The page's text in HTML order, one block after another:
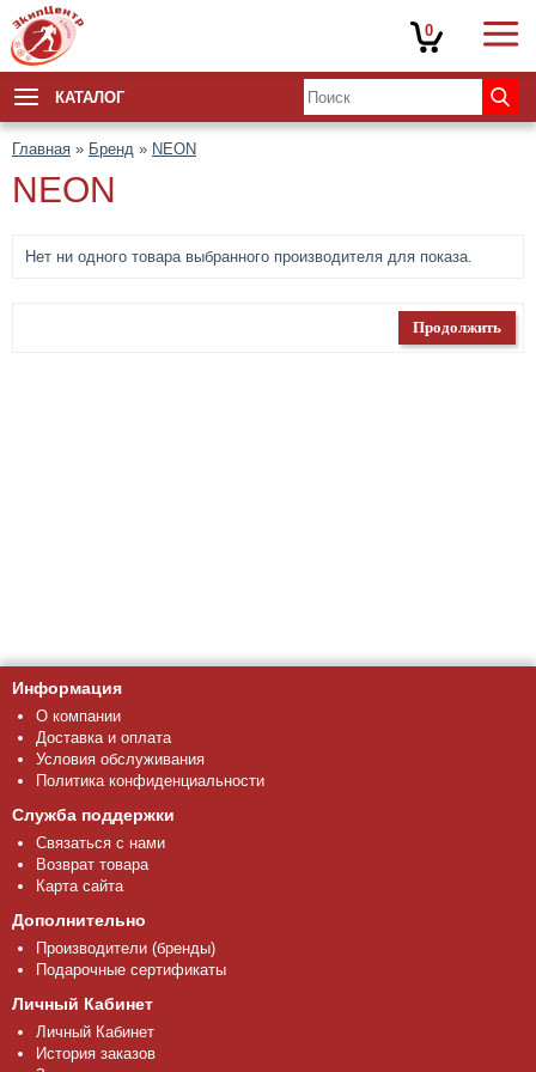
КАТАЛОГ
Главная » Бренд » NEON
NEON
Нет ни одного товара выбранного производителя для показа.
Продолжить
Информация
О компании
Доставка и оплата
Условия обслуживания
Политика конфиденциальности
Служба поддержки
Связаться с нами
Возврат товара
Карта сайта
Дополнительно
Производители (бренды)
Подарочные сертификаты
Личный Кабинет
Личный Кабинет
История заказов
0